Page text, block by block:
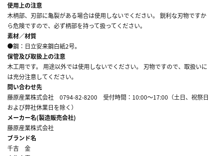
使用上の注意
木柄部、刃部に亀裂がある場合は使用しないでください。 鋭利な刃物ですか
ら危険ですので、必ず柄部を持って扱ってください。
素材／材質
●鋼：日立安来鋼白紙2号。
保管及び取扱上の注意
木工用です。 用途以外では使用しないでください。 刃物ですので、取扱いに
は充分注意してください。
問い合わせ先
藤原産業株式会社 0794-82-8200 受付時間：10:00～17:00（土日、祝祭日
および弊社休業日を除く）
メーカー名(製造販売会社)
藤原産業株式会社
ブランド名
千吉 金